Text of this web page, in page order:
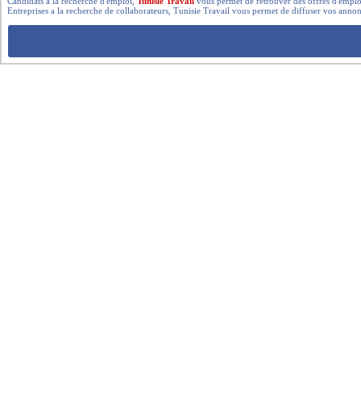
Entreprises a la recherche de collaborateurs, Tunisie Travail vous permet de diffuser vos